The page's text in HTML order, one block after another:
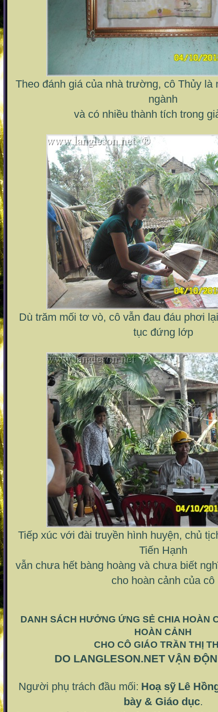
Theo đánh giá của nhà trường, cô Thủy
ngành
và có nhiều thành tích trong
Dù trăm mối tơ vò, cô vẫn đau đáu phơi
tục đứng lớp
Tiếp xúc với đài truyền hình huyện, chủ
Tiến Hạnh
vẫn chưa hết bàng hoàng và chưa biết
cho hoàn cảnh của cô
DANH SÁCH HƯỞNG ỨNG SẺ CHIA HOÀN
HOÀN CẢNH
CHO CÔ GIÁO TRẦN THỊ
DO LANGLESON.NET VẬN
Người phụ trách đầu mối: Hoạ sỹ Lê
bày & Giáo dục.